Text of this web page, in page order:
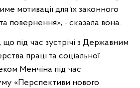
мотивації для їх законного
повернення», - сказала вона.
що під час зустрічі з Державним
праці та соціальної
Менчіна під час
«Перспективи нового